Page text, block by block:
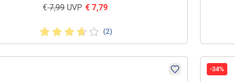
€7,99UVP € 7,79
(2)
-34%